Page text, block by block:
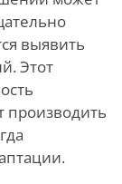
выявить
Этот